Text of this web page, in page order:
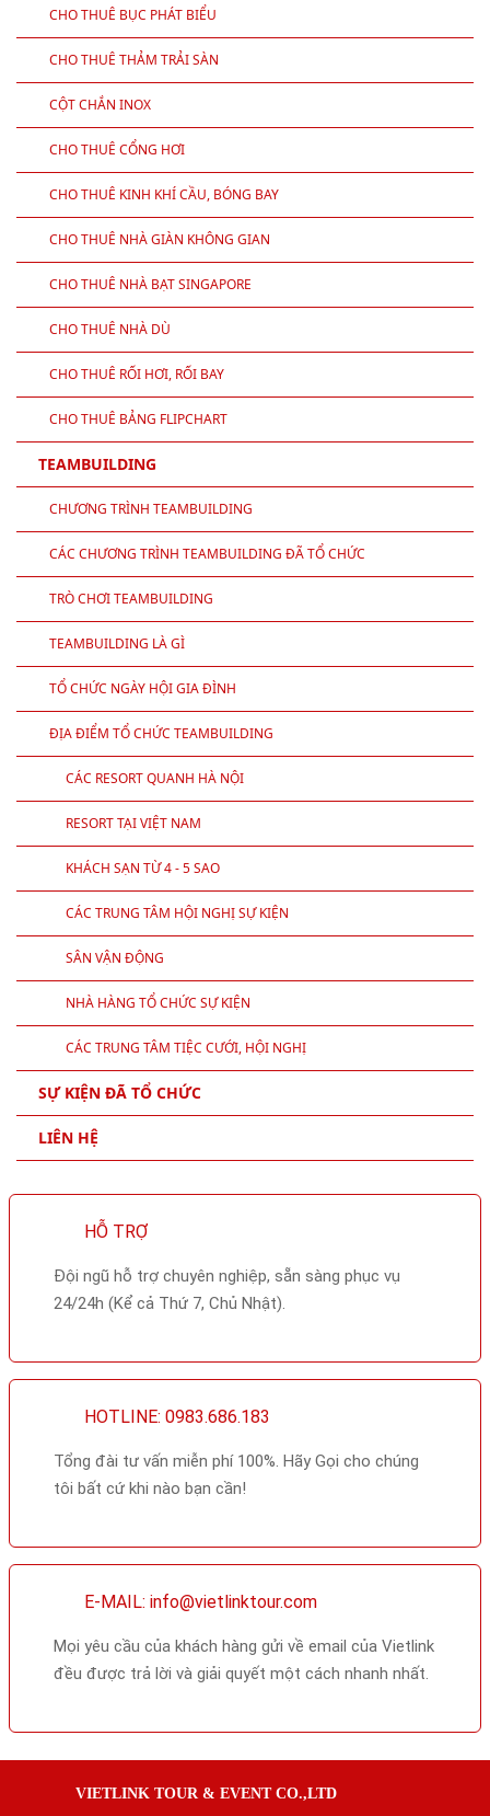
CHO THUÊ BỤC PHÁT BIỂU
CHO THUÊ THẢM TRẢI SÀN
CỘT CHẮN INOX
CHO THUÊ CỔNG HƠI
CHO THUÊ KINH KHÍ CẦU, BÓNG BAY
CHO THUÊ NHÀ GIÀN KHÔNG GIAN
CHO THUÊ NHÀ BẠT SINGAPORE
CHO THUÊ NHÀ DÙ
CHO THUÊ RỐI HƠI, RỐI BAY
CHO THUÊ BẢNG FLIPCHART
TEAMBUILDING
CHƯƠNG TRÌNH TEAMBUILDING
CÁC CHƯƠNG TRÌNH TEAMBUILDING ĐÃ TỔ CHỨC
TRÒ CHƠI TEAMBUILDING
TEAMBUILDING LÀ GÌ
TỔ CHỨC NGÀY HỘI GIA ĐÌNH
ĐỊA ĐIỂM TỔ CHỨC TEAMBUILDING
CÁC RESORT QUANH HÀ NỘI
RESORT TẠI VIỆT NAM
KHÁCH SẠN TỪ 4 - 5 SAO
CÁC TRUNG TÂM HỘI NGHỊ SỰ KIỆN
SÂN VẬN ĐỘNG
NHÀ HÀNG TỔ CHỨC SỰ KIỆN
CÁC TRUNG TÂM TIỆC CƯỚI, HỘI NGHỊ
SỰ KIỆN ĐÃ TỔ CHỨC
LIÊN HỆ
HỖ TRỢ
Đội ngũ hỗ trợ chuyên nghiệp, sẵn sàng phục vụ
24/24h (Kể cả Thứ 7, Chủ Nhật).
HOTLINE: 0983.686.183
Tổng đài tư vấn miễn phí 100%. Hãy Gọi cho chúng
tôi bất cứ khi nào bạn cần!
E-MAIL: info@vietlinktour.com
Mọi yêu cầu của khách hàng gửi về email của Vietlink
đều được trả lời và giải quyết một cách nhanh nhất.
VIETLINK TOUR & EVENT CO.,LTD